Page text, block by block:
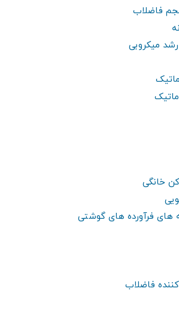
فاضلاب
میکروبی
خانگی
های فرآورده های گوشتی
فاضلاب